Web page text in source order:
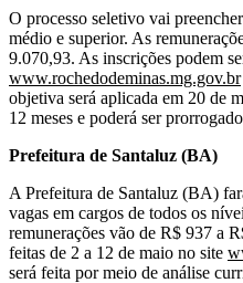
O processo seletivo vai
médio e superior. As
9.070,93. As inscrições podem
www.rochedodeminas.mg.gov.br
objetiva será aplicada em 20 de
12 meses e poderá ser
Prefeitura de Santaluz (BA)
A Prefeitura de Santaluz (BA)
vagas em cargos de todos os
remunerações vão de R$ 937 a
feitas de 2 a 12 de maio no site
será feita por meio de análise